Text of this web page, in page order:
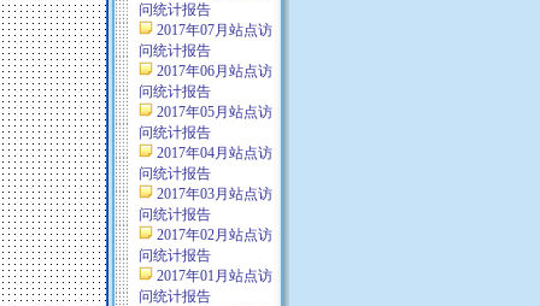
问统计报告
2017年07月站点访
问统计报告
2017年06月站点访
问统计报告
2017年05月站点访
问统计报告
2017年04月站点访
问统计报告
2017年03月站点访
问统计报告
2017年02月站点访
问统计报告
2017年01月站点访
问统计报告